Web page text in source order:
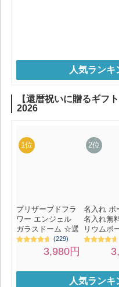
人気ランキ
人気ランキ